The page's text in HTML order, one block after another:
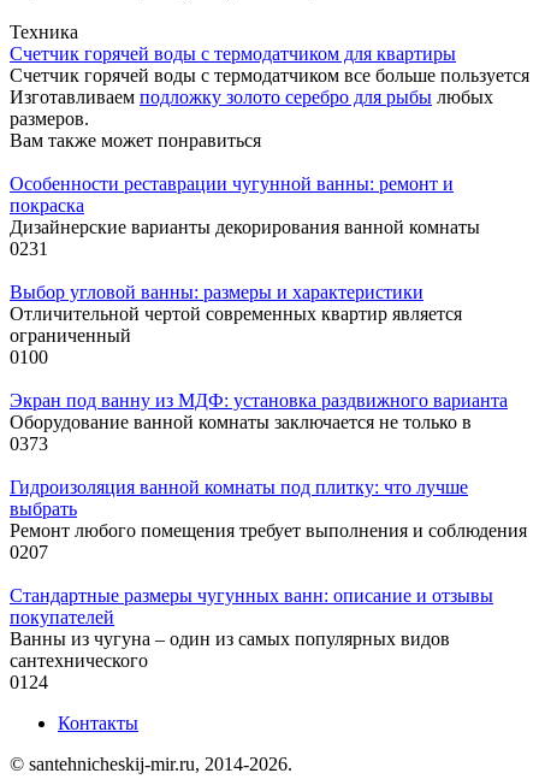
Техника
Cчетчик горячей воды с термодатчиком для квартиры
Счетчик горячей воды с термодатчиком все больше пользуется
Изготавливаем подложку золото серебро для рыбы любых
размеров.
Вам также может понравиться
Особенности реставрации чугунной ванны: ремонт и
покраска
Дизайнерские варианты декорирования ванной комнаты
0231
Выбор угловой ванны: размеры и характеристики
Отличительной чертой современных квартир является
ограниченный
0100
Экран под ванну из МДФ: установка раздвижного варианта
Оборудование ванной комнаты заключается не только в
0373
Гидроизоляция ванной комнаты под плитку: что лучше
выбрать
Ремонт любого помещения требует выполнения и соблюдения
0207
Стандартные размеры чугунных ванн: описание и отзывы
покупателей
Ванны из чугуна – один из самых популярных видов
сантехнического
0124
Контакты
© santehnicheskij-mir.ru, 2014-2026.